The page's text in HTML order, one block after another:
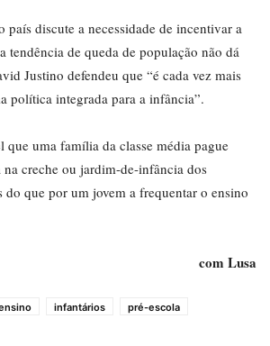
país discute a necessidade de incentivar a
tendência de queda de população não dá
Justino defendeu que “é cada vez mais
política integrada para a infância”.
que uma família da classe média pague
creche ou jardim-de-infância dos
do que por um jovem a frequentar o ensino
com Lusa
infantários pré-escola